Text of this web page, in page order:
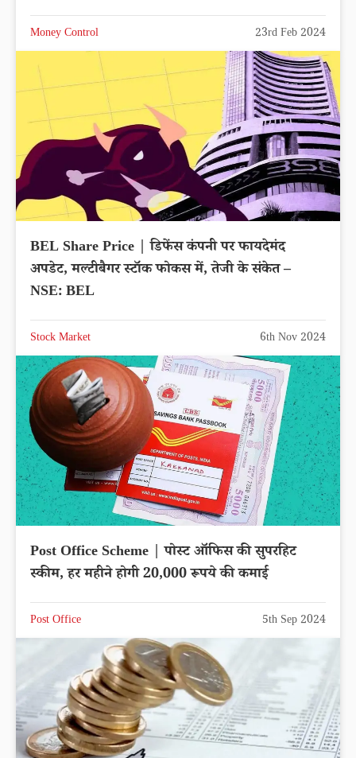
Money Control 23rd Feb 2024
BEL Share Price | डिफेंस कंपनी पर फायदेमंद
अपडेट, मल्टीबैगर स्टॉक फोकस में, तेजी के संकेत –
NSE: BEL
Stock Market 6th Nov 2024
Post Office Scheme | पोस्ट ऑफिस की सुपरहिट
स्कीम, हर महीने होगी 20,000 रूपये की कमाई
Post Office 5th Sep 2024